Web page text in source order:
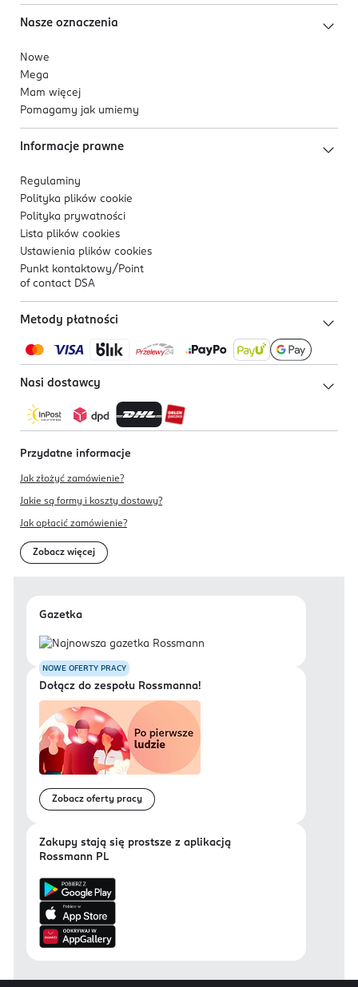
Nasze oznaczenia
Nowe
Mega
Mam więcej
Pomagamy jak umiemy
Informacje prawne
Regulaminy
Polityka plików cookie
Polityka prywatności
Lista plików cookies
Ustawienia plików cookies
Punkt kontaktowy/ Point
of contact DSA
Metody płatności
Nasi dostawcy
Przydatne informacje
Jak złożyć zamówienie?
Jakie są formy i koszty dostawy?
Jak opłacić zamówienie?
Zobacz więcej
Gazetka
NOWE OFERTY PRACY
Dołącz do zespołu Rossmanna!
Zobacz oferty pracy
Zakupy stają się prostsze z aplikacją
Rossmann PL